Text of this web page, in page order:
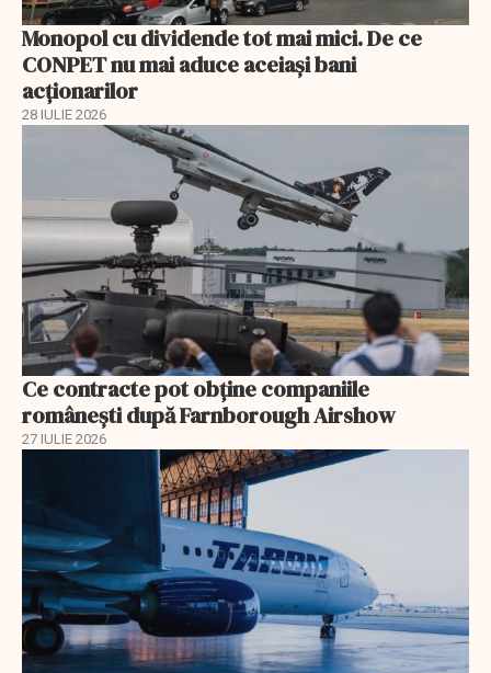
Monopol cu dividende tot mai mici. De ce
CONPET nu mai aduce aceiași bani
acționarilor
28 IULIE 2026
Ce contracte pot obține companiile
românești după Farnborough Airshow
27 IULIE 2026